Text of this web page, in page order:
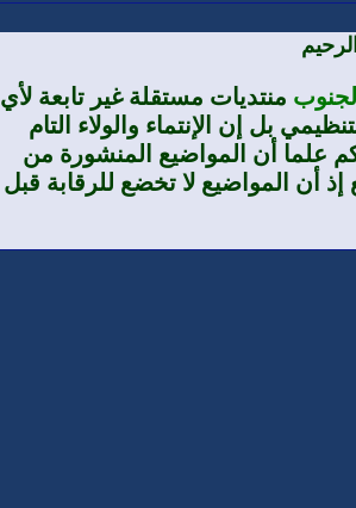
منتديات مستقلة غير تابعة لأي
بل إن الإنتماء والولاء التام
علما أن المواضيع المنشورة من
أن المواضيع لا تخضع للرقابة قبل